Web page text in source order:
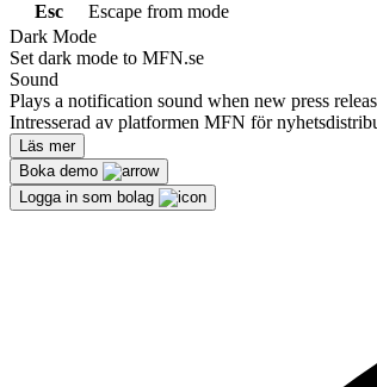
Esc
Escape from mode
Dark Mode
Set dark mode to MFN.se
Sound
Plays a notification sound when new press
Intresserad av platformen MFN för
Läs mer
Boka demo
Logga in som bolag